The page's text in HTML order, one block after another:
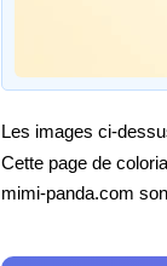
Les images ci-
Cette page de
mimi-panda.com